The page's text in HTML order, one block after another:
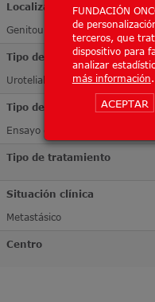
FUNDACIÓN
de
terceros, que
dispositivo para
analizar
más información
ACEPTAR
Localización Tumoral
Genitourinario
Tipo de tumor
Urotelial
Tipo de ensayo
Ensayo de Fase I
Tipo de tratamiento
Situación clínica
Metastásico
Centro